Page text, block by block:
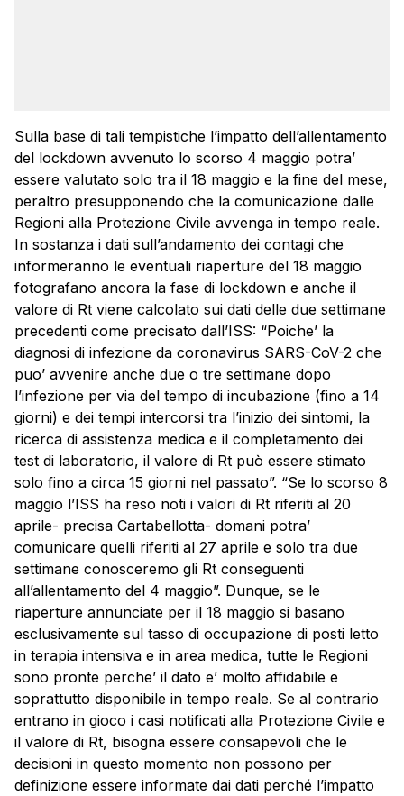
Sulla base di tali tempistiche l’impatto dell’allentamento
del lockdown avvenuto lo scorso 4 maggio potra’
essere valutato solo tra il 18 maggio e la fine del mese,
peraltro presupponendo che la comunicazione dalle
Regioni alla Protezione Civile avvenga in tempo reale.
In sostanza i dati sull’andamento dei contagi che
informeranno le eventuali riaperture del 18 maggio
fotografano ancora la fase di lockdown e anche il
valore di Rt viene calcolato sui dati delle due settimane
precedenti come precisato dall’ISS: “Poiche’ la
diagnosi di infezione da coronavirus SARS-CoV-2 che
puo’ avvenire anche due o tre settimane dopo
l’infezione per via del tempo di incubazione (fino a 14
giorni) e dei tempi intercorsi tra l’inizio dei sintomi, la
ricerca di assistenza medica e il completamento dei
test di laboratorio, il valore di Rt può essere stimato
solo fino a circa 15 giorni nel passato”. “Se lo scorso 8
maggio l’ISS ha reso noti i valori di Rt riferiti al 20
aprile- precisa Cartabellotta- domani potra’
comunicare quelli riferiti al 27 aprile e solo tra due
settimane conosceremo gli Rt conseguenti
all’allentamento del 4 maggio”. Dunque, se le
riaperture annunciate per il 18 maggio si basano
esclusivamente sul tasso di occupazione di posti letto
in terapia intensiva e in area medica, tutte le Regioni
sono pronte perche’ il dato e’ molto affidabile e
soprattutto disponibile in tempo reale. Se al contrario
entrano in gioco i casi notificati alla Protezione Civile e
il valore di Rt, bisogna essere consapevoli che le
decisioni in questo momento non possono per
definizione essere informate dai dati perché l’impatto